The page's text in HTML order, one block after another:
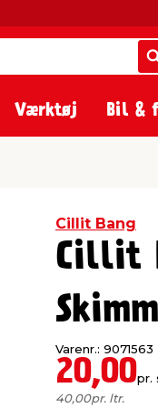
Værktøj Bil &
Cillit Bang
Cillit
Varenr.: 9071563
20,00pr.
40,00pr. ltr.